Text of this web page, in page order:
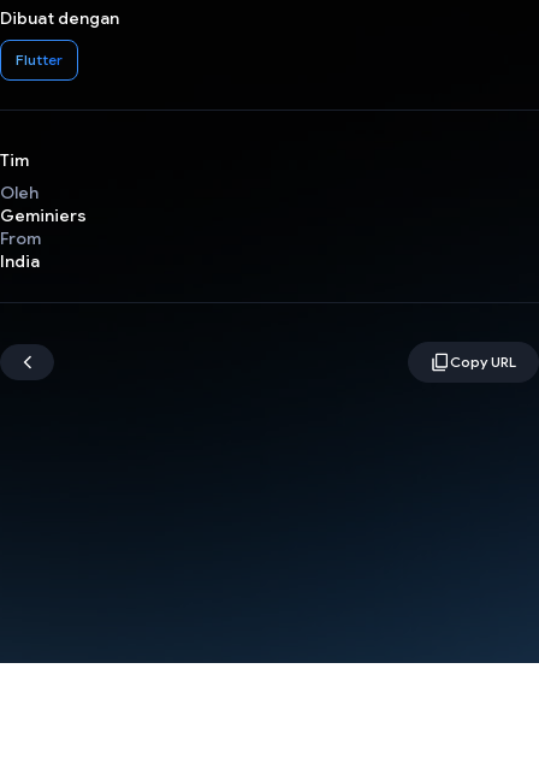
Dibuat dengan
Flutter
Tim
Oleh
Geminiers
From
India